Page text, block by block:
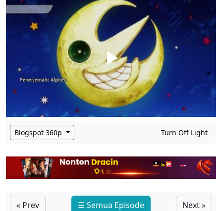
Blogspot 360p Turn Off Light
« Prev ☰ Semua Episode Next »